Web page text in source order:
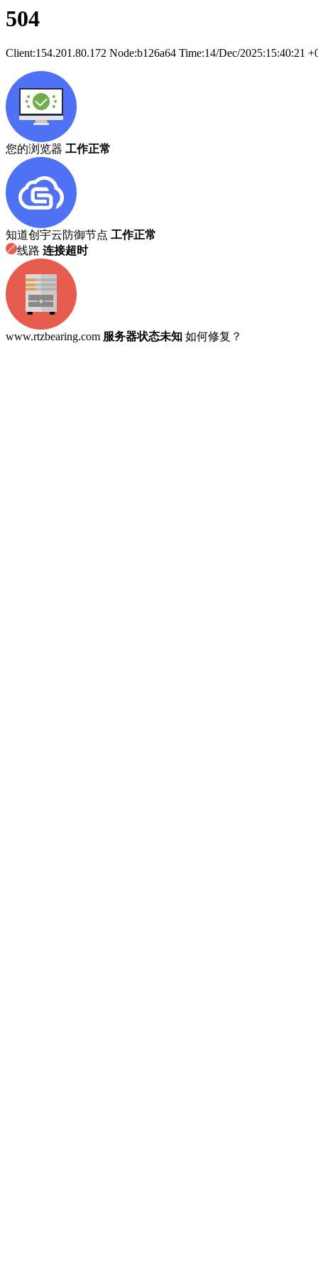
504
Client:154.201.80.172 Node:b126a64 Time:14/Dec/2025:15:40:21
您的浏览器 工作正常
知道创宇云防御节点 工作正常
线路 连接超时
www.rtzbearing.com 服务器状态未知 如何修复？